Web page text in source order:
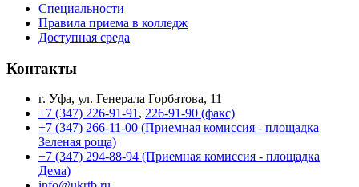
Специальности
Правила приема в колледж
Доступная среда
Контакты
г. Уфа, ул. Генерала Горбатова, 11
+7 (347) 226-91-91 , 226-91-90 (факс)
+7 (347) 266-11-00 (Приемная комиссия - площадка
Зеленая роща)
+7 (347) 294-88-94 (Приемная комиссия - площадка
Дема)